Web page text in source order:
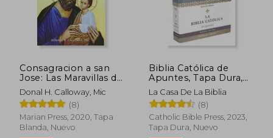
Consagracion a san
Jose: Las Maravillas de
Nuestro Padre
Espiritual
Donal H. Calloway, Mic
(8)
Marian Press, 2020, Tapa
Blanda, Nuevo
Biblia Católica de
Apuntes, Tapa Dura,
Tela, Azul
La Casa De La Biblia
(8)
Catholic Bible Press, 2023,
Tapa Dura, Nuevo